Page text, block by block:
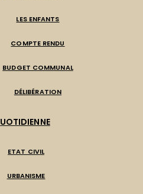
LES ENFANTS
COMPTE RENDU
BUDGET COMMUNAL
DÉLIBÉRATION
ETAT CIVIL
URBANISME